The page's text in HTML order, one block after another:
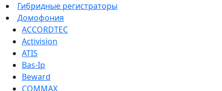
Гибридные регистраторы
Домофония
ACCORDTEC
Activision
ATIS
Bas-Ip
Beward
COMMAX